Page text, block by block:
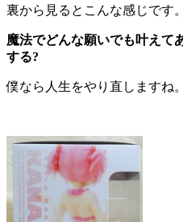
裏から見るとこんな感じです。
魔法でどんな願いでも叶えて
する?
僕なら人生をやり直しますね。